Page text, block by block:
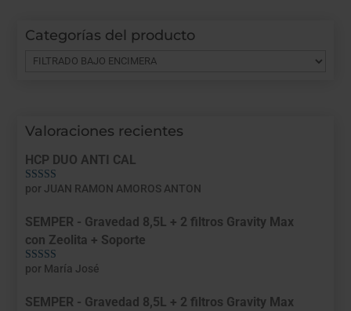
Categorías del producto
Valoraciones recientes
HCP DUO ANTI CAL
Valorado con
por JUAN RAMON AMOROS ANTON
SEMPER - Gravedad 8,5L + 2 filtros Gravity Max
con Zeolita + Soporte
Valorado con
por María José
SEMPER - Gravedad 8,5L + 2 filtros Gravity Max